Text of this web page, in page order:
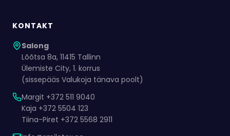
KONTAKT
Salong
Lõõtsa 8a, 11415 Tallinn
Ülemiste City, 1. korrus
(sissepääs Valukoja tänava poolt)
Margit +372 511 9040
Kaja +372 5504 123
Tiina-Piret +372 5568 2911